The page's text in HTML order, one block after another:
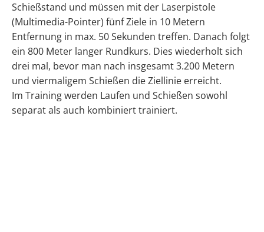
Schießstand und müssen mit der Laserpistole
(Multimedia-Pointer) fünf Ziele in 10 Metern
Entfernung in max. 50 Sekunden treffen. Danach folgt
ein 800 Meter langer Rundkurs. Dies wiederholt sich
drei mal, bevor man nach insgesamt 3.200 Metern
und viermaligem Schießen die Ziellinie erreicht.
Im Training werden Laufen und Schießen sowohl
separat als auch kombiniert trainiert.